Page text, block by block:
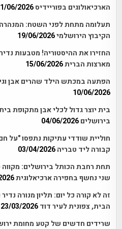
הארכיאולוגים בפוריידיס06/2026
תעלומה מתחת לפני השטח:
הקיבוץ הירושלמי19/06/2026
החזירו את ההיסטוריה! מטבעות
מארצות הברית15/06/2026
הפתעה במכתש הילד שהרים אבן וגילה
10/06/2026
בית יוצר גדול לכלי אבן מתקופת
בירושלים 04/06/2026
חוליית שודדי עתיקות נתפסו
קבורה ליד טבריה 03/04/2026
תחת רחבת הכותל בירושלים:
שני נחשף בחפירה ארכיאלוגית
זה לא קורה כל יום: תליון מנורה
הבית, צפונית לעיר דוד 23/03/2026
שרידים חדשים של קטע מחומת